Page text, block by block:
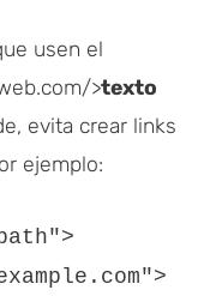
usen el
>texto
evita crear links
ejemplo: